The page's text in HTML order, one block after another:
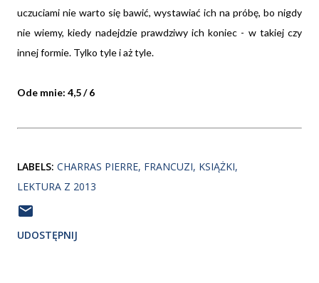
uczuciami nie warto się bawić, wystawiać ich na próbę, bo nigdy
nie wiemy, kiedy nadejdzie prawdziwy ich koniec - w takiej czy
innej formie. Tylko tyle i aż tyle.
Ode mnie: 4,5 / 6
LABELS: CHARRAS PIERRE FRANCUZI KSIĄŻKI
LEKTURA Z 2013
UDOSTĘPNIJ